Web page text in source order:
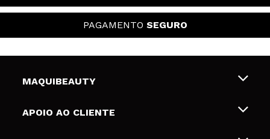
PAGAMENTO SEGURO
MAQUIBEAUTY
Sobre nós
APOIO AO CLIENTE